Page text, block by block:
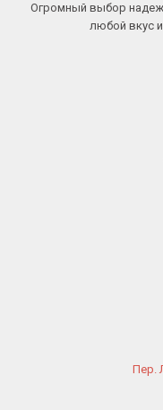
Огромный выбор
любой вкус
Пер.